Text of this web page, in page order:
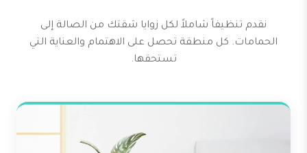
نقدم تنظيفاً شاملاً لكل زوايا شقتك من الصالة إلى
الحمامات. كل منطقة تحصل على الاهتمام والعناية التي
تستحقها.